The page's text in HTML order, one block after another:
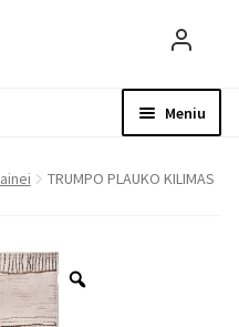
Meniu
TRUMPO PLAUKO KILIMAS